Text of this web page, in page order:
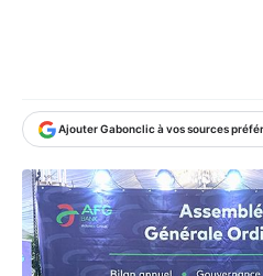
Ajouter Gabonclic à vos sources